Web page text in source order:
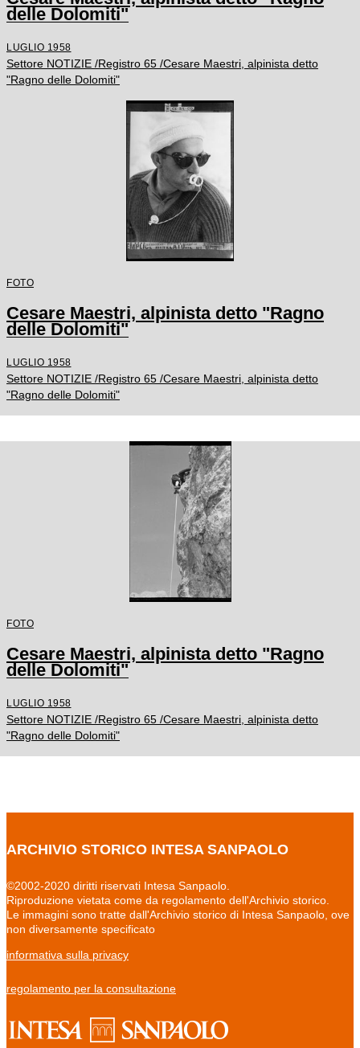
delle Dolomiti"
LUGLIO 1958
Settore NOTIZIE /Registro 65 /Cesare Maestri, alpinista detto
"Ragno delle Dolomiti"
FOTO
Cesare Maestri, alpinista detto "Ragno
delle Dolomiti"
LUGLIO 1958
Settore NOTIZIE /Registro 65 /Cesare Maestri, alpinista detto
"Ragno delle Dolomiti"
FOTO
Cesare Maestri, alpinista detto "Ragno
delle Dolomiti"
LUGLIO 1958
Settore NOTIZIE /Registro 65 /Cesare Maestri, alpinista detto
"Ragno delle Dolomiti"
ARCHIVIO STORICO INTESA SANPAOLO
©2002-2020 diritti riservati Intesa Sanpaolo.
Riproduzione vietata come da regolamento dell'Archivio storico.
Le immagini sono tratte dall'Archivio storico di Intesa Sanpaolo, ove
non diversamente specificato
informativa sulla privacy
regolamento per la consultazione